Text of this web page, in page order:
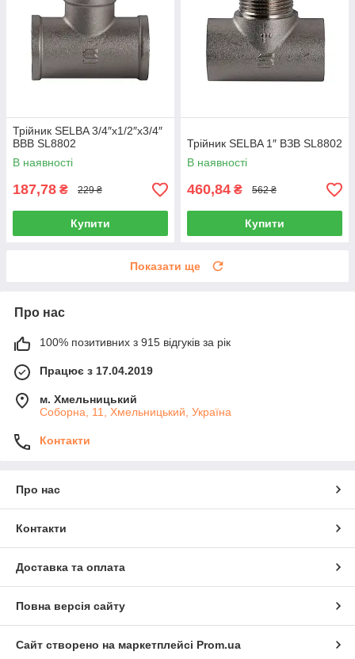
Трійник SELBA 3/4″х1/2″х3/4″
ВВВ SL8802
В наявності
187,78 ₴ 229 ₴
Купити
Трійник SELBA 1″ ВЗВ SL8802
В наявності
460,84 ₴ 562 ₴
Купити
Показати ще
Про нас
100% позитивних з 915 відгуків за рік
Працює з 17.04.2019
м. Хмельницький
Соборна, 11, Хмельницький, Україна
Контакти
Про нас
Контакти
Доставка та оплата
Повна версія сайту
Сайт створено на маркетплейсі Prom.ua